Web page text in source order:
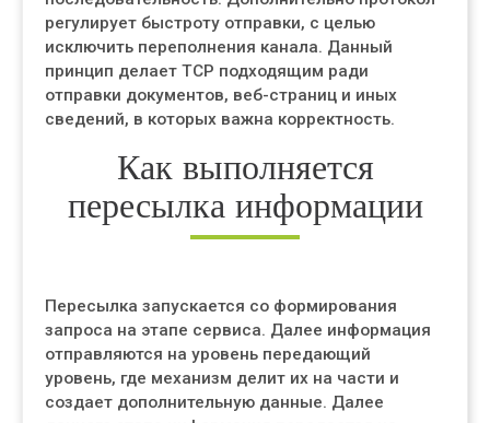
регулирует быстроту отправки, с целью
исключить переполнения канала. Данный
принцип делает TCP подходящим ради
отправки документов, веб-страниц и иных
сведений, в которых важна корректность.
Как выполняется
пересылка информации
Пересылка запускается со формирования
запроса на этапе сервиса. Далее информация
отправляются на уровень передающий
уровень, где механизм делит их на части и
создает дополнительную данные. Далее